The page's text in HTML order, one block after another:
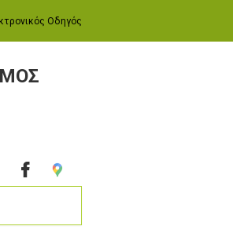
Οδηγός